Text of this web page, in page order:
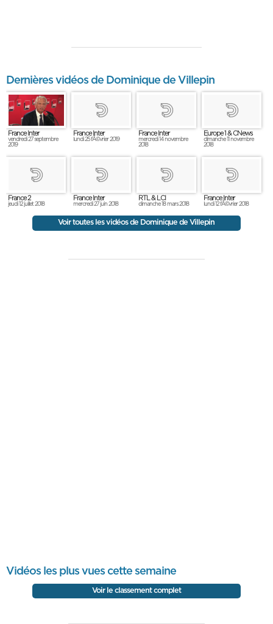
Dernières vidéos de Dominique de Villepin
France Inter
vendredi 27 septembre
2019
France Inter
lundi 25 fÃ©vrier 2019
France Inter
mercredi 14 novembre
2018
Europe 1 & CNews
dimanche 11 novembre
2018
France 2
jeudi 12 juillet 2018
France Inter
mercredi 27 juin 2018
RTL & LCI
dimanche 18 mars 2018
France Inter
lundi 12 fÃ©vrier 2018
Voir toutes les vidéos de Dominique de Villepin
Vidéos les plus vues cette semaine
Voir le classement complet